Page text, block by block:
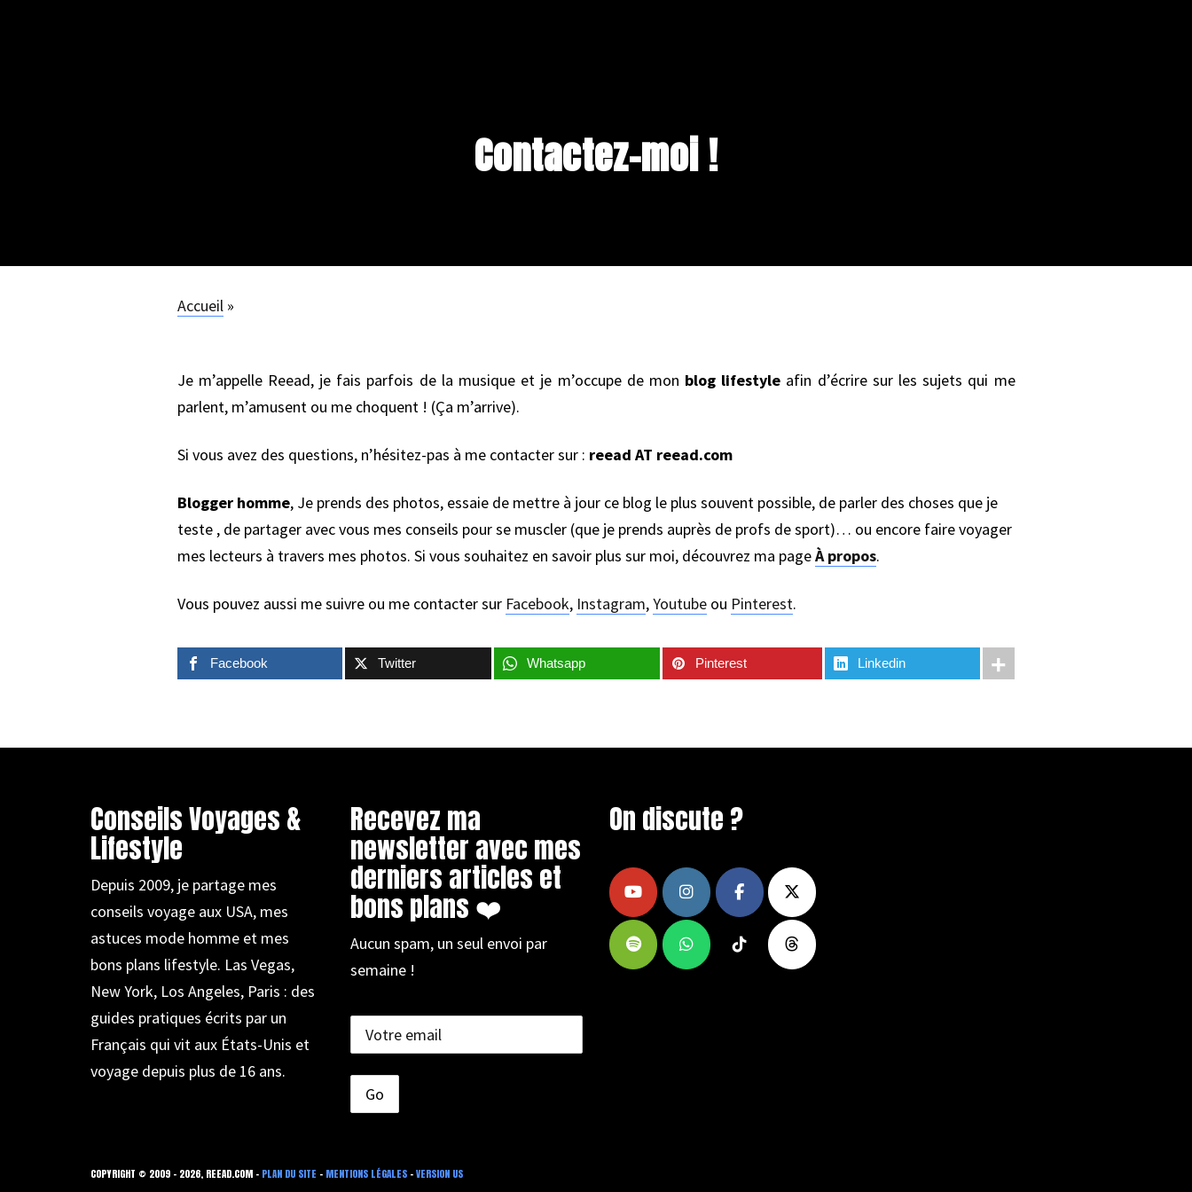
Contactez-moi !
Accueil»
Je m’appelle Reead, je fais parfois de la musique et je m’occupe de mon blog lifestyle afin d’écrire sur les sujets qui me
parlent, m’amusent ou me choquent ! (Ça m’arrive).
Si vous avez des questions, n’hésitez-pas à me contacter sur : reead AT reead.com
Blogger homme, Je prends des photos, essaie de mettre à jour ce blog le plus souvent possible, de parler des choses que je
teste , de partager avec vous mes conseils pour se muscler (que je prends auprès de profs de sport)… ou encore faire voyager
mes lecteurs à travers mes photos. Si vous souhaitez en savoir plus sur moi, découvrez ma pageÀ propos.
Vous pouvez aussi me suivre ou me contacter sur Facebook, Instagram,Youtubeou Pinterest.
Facebook Twitter Whatsapp Pinterest Linkedin
Conseils Voyages &
Lifestyle
Depuis 2009, je partage mes
conseils voyage aux USA, mes
astuces mode homme et mes
bons plans lifestyle. Las Vegas,
New York, Los Angeles, Paris : des
guides pratiques écrits par un
Français qui vit aux États-Unis et
voyage depuis plus de 16 ans.
Recevez ma
newsletter avec mes
derniers articles et
bons plans ❤️
Aucun spam, un seul envoi par
semaine !
On discute ?
COPYRIGHT © 2009 - 2026, REEAD.COM - PLAN DU SITE - MENTIONS LÉGALES -VERSION US